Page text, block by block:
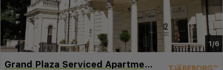
1/6
Grand Plaza Serviced Apartments